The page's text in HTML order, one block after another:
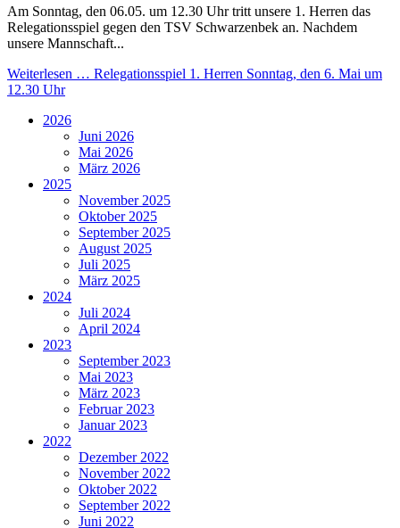
Am Sonntag, den 06.05. um 12.30 Uhr tritt unsere 1. Herren das
Relegationsspiel gegen den TSV Schwarzenbek an. Nachdem
unsere Mannschaft...
Weiterlesen … Relegationsspiel 1. Herren Sonntag, den 6. Mai um
12.30 Uhr
2026
Juni 2026
Mai 2026
März 2026
2025
November 2025
Oktober 2025
September 2025
August 2025
Juli 2025
März 2025
2024
Juli 2024
April 2024
2023
September 2023
Mai 2023
März 2023
Februar 2023
Januar 2023
2022
Dezember 2022
November 2022
Oktober 2022
September 2022
Juni 2022